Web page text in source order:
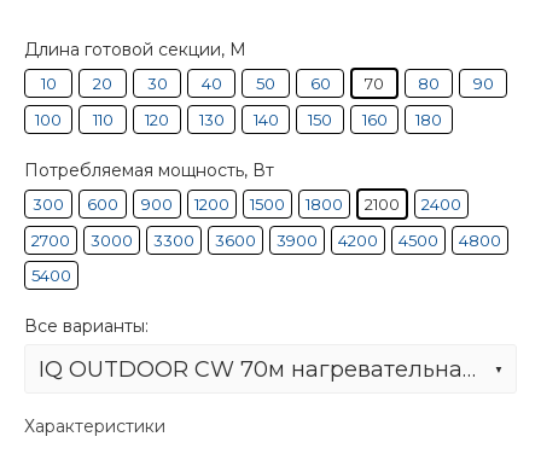
Длина готовой секции, М
10 20 30 40 50 60 70 80
90
100
110 120 130 140 150 160 180
Потребляемая мощность, Вт
300 600 900 1200 1500 1800 2100
2400
2700
3000 3300 3600 3900 4200 4500
4800
5400
Все варианты:
IQ OUTDOOR CW 70м нагревательная секция
Характеристики